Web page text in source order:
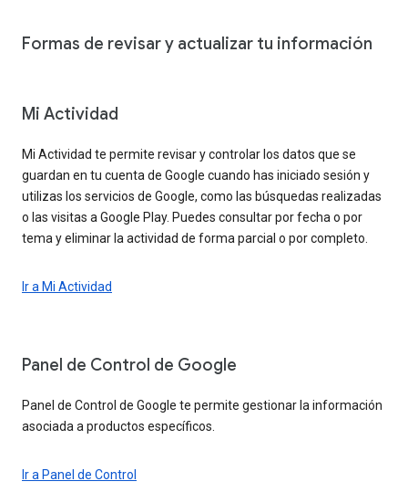
Formas de revisar y actualizar tu información
Mi Actividad
Mi Actividad te permite revisar y controlar los datos que se
guardan en tu cuenta de Google cuando has iniciado sesión y
utilizas los servicios de Google, como las búsquedas realizadas
o las visitas a Google Play. Puedes consultar por fecha o por
tema y eliminar la actividad de forma parcial o por completo.
Ir a Mi Actividad
Panel de Control de Google
Panel de Control de Google te permite gestionar la información
asociada a productos específicos.
Ir a Panel de Control